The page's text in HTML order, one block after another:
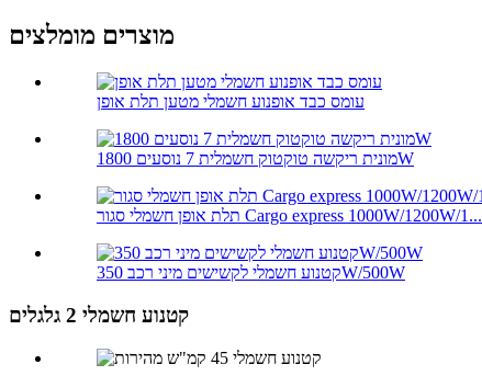
מוצרים מומלצים
עומס כבד אופנוע חשמלי מטען תלת אופן
מונית ריקשה טוקטוק חשמלית 7 נוסעים 1800W
תלת אופן חשמלי סגור Cargo express 1000W/1200W/1...
קטנוע חשמלי לקשישים מיני רכב 350W/500W
קטנוע חשמלי 2 גלגלים